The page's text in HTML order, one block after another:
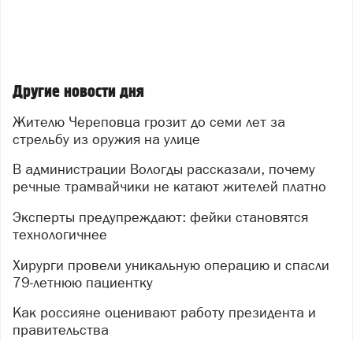
Другие новости дня
Жителю Череповца грозит до семи лет за
стрельбу из оружия на улице
В администрации Вологды рассказали, почему
речные трамвайчики не катают жителей платно
Эксперты предупреждают: фейки становятся
технологичнее
Хирурги провели уникальную операцию и спасли
79‑летнюю пациентку
Как россияне оценивают работу президента и
правительства